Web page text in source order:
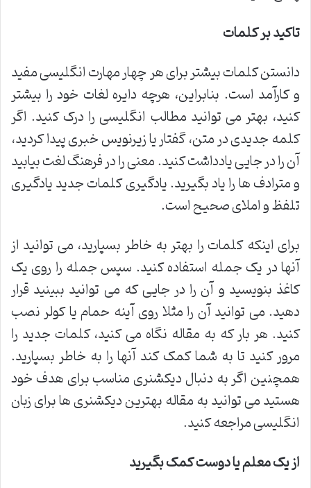
تاکید بر کلمات
دانستن کلمات بیشتر برای هر چهار مهارت انگلیسی مفید
و کارآمد است. بنابراین، هرچه دایره لغات خود را بیشتر
کنید، بهتر می توانید مطالب انگلیسی را درک کنید. اگر
کلمه جدیدی در متن، گفتار یا زیرنویس خبری پیدا کردید،
آن را در جایی یادداشت کنید. معنی را در فرهنگ لغت بیابید
و مترادف ها را یاد بگیرید. یادگیری کلمات جدید یادگیری
تلفظ و املای صحیح است.
برای اینکه کلمات را بهتر به خاطر بسپارید، می توانید از
آنها در یک جمله استفاده کنید. سپس جمله را روی یک
کاغذ بنویسید و آن را در جایی که می توانید ببینید قرار
دهید. می توانید آن را مثلا روی آینه حمام یا کولر نصب
کنید. هر بار که به مقاله نگاه می کنید، کلمات جدید را
مرور کنید تا به شما کمک کند آنها را به خاطر بسپارید.
همچنین اگر به دنبال دیکشنری مناسب برای هدف خود
هستید می توانید به مقاله بهترین دیکشنری ها برای زبان
انگلیسی مراجعه کنید.
از یک معلم یا دوست کمک بگیرید